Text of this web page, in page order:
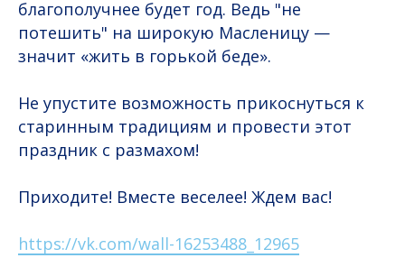
благополучнее будет год. Ведь "не
потешить" на широкую Масленицу —
значит «жить в горькой беде».
Не упустите возможность прикоснуться к
старинным традициям и провести этот
праздник с размахом!
Приходите! Вместе веселее! Ждем вас!
https://vk.com/wall-16253488_12965